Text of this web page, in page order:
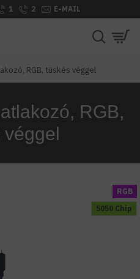
1 2 E-MAIL
RGB, tüskés véggel
RGB,
véggel
RGB
5050 Chip